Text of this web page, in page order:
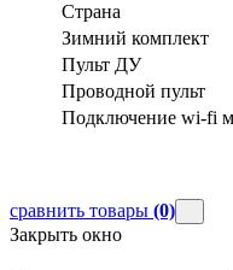
Страна
Зимний комплект
Пульт ДУ
Проводной пульт
Подключение wi-fi
сравнить товары (0)
Закрыть окно